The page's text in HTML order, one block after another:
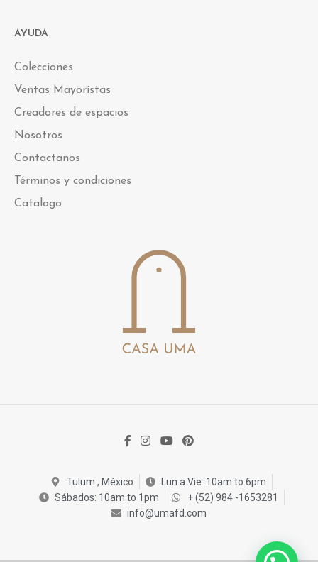
AYUDA
Colecciones
Ventas Mayoristas
Creadores de espacios
Nosotros
Contactanos
Términos y condiciones
Catalogo
Tulum , México
Lun a Vie: 10am to 6pm
Sábados: 10am to 1pm
+ (52) 984 -1653281
info@umafd.com